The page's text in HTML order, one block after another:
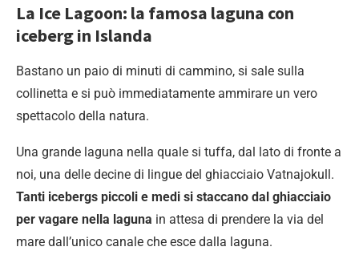
La Ice Lagoon: la famosa laguna con
iceberg in Islanda
Bastano un paio di minuti di cammino, si sale sulla
collinetta e si può immediatamente ammirare un vero
spettacolo della natura.
Una grande laguna nella quale si tuffa, dal lato di fronte a
noi, una delle decine di lingue del ghiacciaio Vatnajokull.
Tanti icebergs piccoli e medi si staccano dal ghiacciaio
per vagare nella laguna in attesa di prendere la via del
mare dall’unico canale che esce dalla laguna.